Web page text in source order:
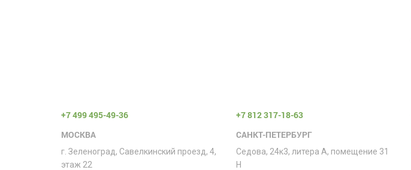
+7 499 495-49-36
МОСКВА
г. Зеленоград, Савелкинский проезд, 4,
этаж 22
+7 812 317-18-63
САНКТ-ПЕТЕРБУРГ
Седова, 24к3, литера А, помещение 31
H